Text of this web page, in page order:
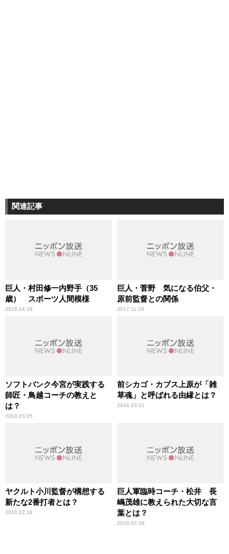
関連記事
巨人・村田修一内野手（35
歳） スポーツ人間模様
2016.04.18
巨人・菅野 気になる伯父・
原前監督との関係
2017.11.29
ソフトバンク今宮が実践する
師匠・鳥越コーチの教えと
は？
2018.03.05
前シカゴ・カブス上原が「雑
草魂」と呼ばれる由縁とは？
2018.03.01
ヤクルト小川監督が構想する
新たな2番打者とは？
2018.02.28
巨人軍臨時コーチ・松井 長
嶋茂雄に教えられた大切な言
葉とは？
2018.02.08